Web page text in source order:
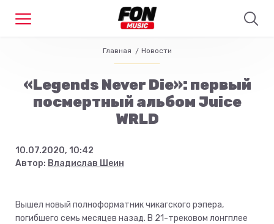
Главная Новости
«Legends Never Die»: первый
посмертный альбом Juice
WRLD
10.07.2020, 10:42
Автор: Владислав Шеин
Вышел новый полноформатник чикагского рэпера,
погибшего семь месяцев назад. В 21-трековом лонгплее